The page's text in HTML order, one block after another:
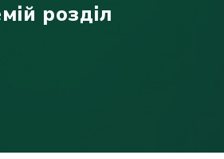
розділ